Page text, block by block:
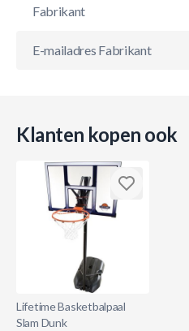
Fabrikant
E-mailadres Fabrikant
Klanten kopen ook
Lifetime Basketbalpaal
Slam Dunk